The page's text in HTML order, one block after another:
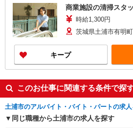
商業施設の清掃スタ
時給1,300円
茨城県土浦市有明
キープ
このお仕事に関連する条件で探
土浦市のアルバイト・バイト・パートの求
同じ職種から土浦市の求人を探す